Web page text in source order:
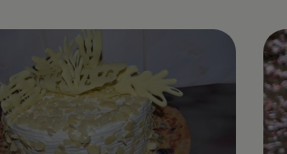
Negresa